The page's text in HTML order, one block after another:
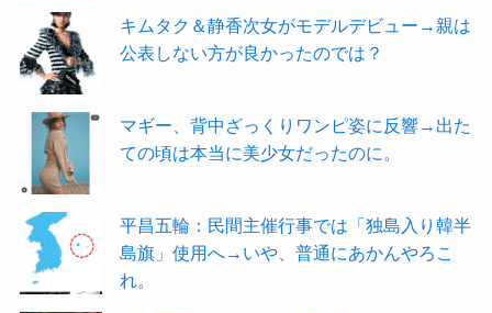
キムタク＆静香次女がモデルデビュー→親は
公表しない方が良かったのでは？
マギー、背中ざっくりワンピ姿に反響→出た
ての頃は本当に美少女だったのに。
平昌五輪：民間主催行事では「独島入り韓半
島旗」使用へ→いや、普通にあかんやろこ
れ。